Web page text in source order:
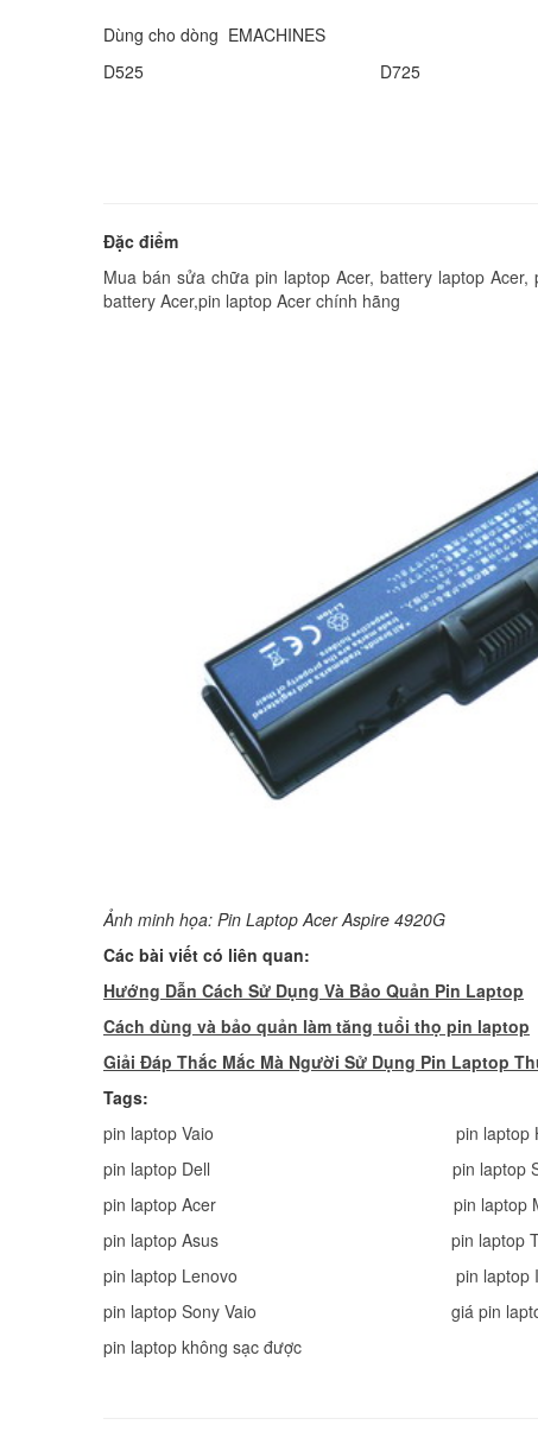
Dùng cho dòng EMACHINES
D525
D725
Đặc điểm
Mua bán sửa chữa pin laptop Acer, battery laptop
battery Acer,pin laptop Acer chính hãng
Ảnh minh họa: Pin Laptop Acer Aspire 4920G
Các bài viết có liên quan:
Hướng Dẫn Cách Sử Dụng Và Bảo Quản Pin Laptop
Cách dùng và bảo quản làm tăng tuổi thọ pin laptop
Giải Đáp Thắc Mắc Mà Người Sử Dụng Pin Laptop
Tags:
pin laptop Vaio
pin laptop
pin laptop Dell
pin laptop
pin laptop Acer
pin laptop
pin laptop Asus
pin laptop
pin laptop Lenovo
pin laptop
pin laptop Sony Vaio
giá pin
pin laptop không sạc được